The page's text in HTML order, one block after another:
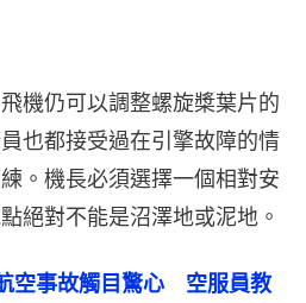
機仍可以調整螺旋槳葉片的
也都接受過在引擎故障的情
。機長必須選擇一個相對安
絕對不能是沼澤地或泥地。
空事故觸目驚心　空服員教